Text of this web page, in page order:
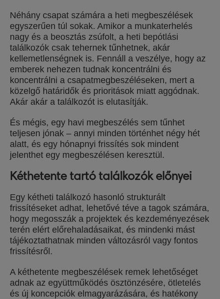
Néhány csapat számára a heti megbeszélések
egyszerűen túl sokak. Amikor a munkaterhelés
nagy és a beosztás zsúfolt, a heti bepótlási
találkozók csak tehernek tűnhetnek, akár
kellemetlenségnek is. Fennáll a veszélye, hogy az
emberek nehezen tudnak koncentrálni és
koncentrálni a csapatmegbeszéléseken, mert a
közelgő határidők és prioritások miatt aggódnak.
Akár akár a találkozót is elutasítják.
És mégis, egy havi megbeszélés sem tűnhet
teljesen jónak – annyi minden történhet négy hét
alatt, és egy hónapnyi frissítés sok mindent
jelenthet egy megbeszélésen keresztül.
Kéthetente tartó találkozók előnyei
Egy kétheti találkozó hasonló strukturált
frissítéseket adhat, lehetővé téve a tagok számára,
hogy megosszák a projektek és kezdeményezések
terén elért előrehaladásaikat, és mindenki mást
tájékoztathatnak minden változásról vagy fontos
frissítésről.
A kéthetente megbeszélések remek lehetőséget
adnak az együttműködés ösztönzésére, ötletelés
és új koncepciók elmagyarázására, és hatékony